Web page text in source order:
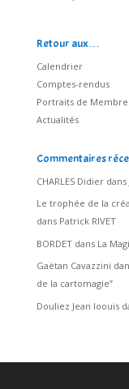
Retour aux…
Calendrier
Comptes-rendus
Portraits de
Actualités
Commentaires
CHARLES Didierdans
Le trophée de la
dans Patrick RIVET
BORDETdans La
Gaëtan Cavazzini
de la cartomagie”
Douliez Jean loouis